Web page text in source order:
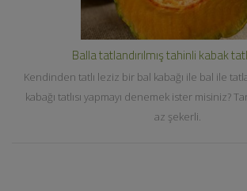
Balla tatlandırılmış tahinli kabak
Kendinden tatlı leziz bir bal kabağı ile bal ile
kabağı tatlısı yapmayı denemek ister misiniz?
az şekerli.